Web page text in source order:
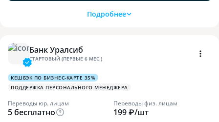
Подробнее
Банк Уралсиб
СТАРТОВЫЙ (ПЕРВЫЕ 6 МЕС.)
КЕШБЭК ПО БИЗНЕС-КАРТЕ 35%
ПОДДЕРЖКА ПЕРСОНАЛЬНОГО МЕНЕДЖЕРА
Переводы юр. лицам
5 бесплатно
Переводы физ. лицам
199 ₽/шт